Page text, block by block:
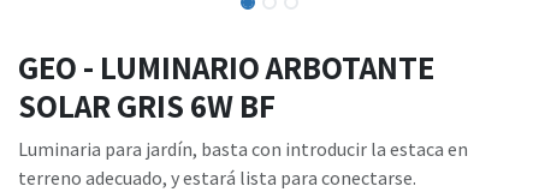
GEO - LUMINARIO ARBOTANTE
SOLAR GRIS 6W BF
Luminaria para jardín, basta con introducir la estaca en
terreno adecuado, y estará lista para conectarse.